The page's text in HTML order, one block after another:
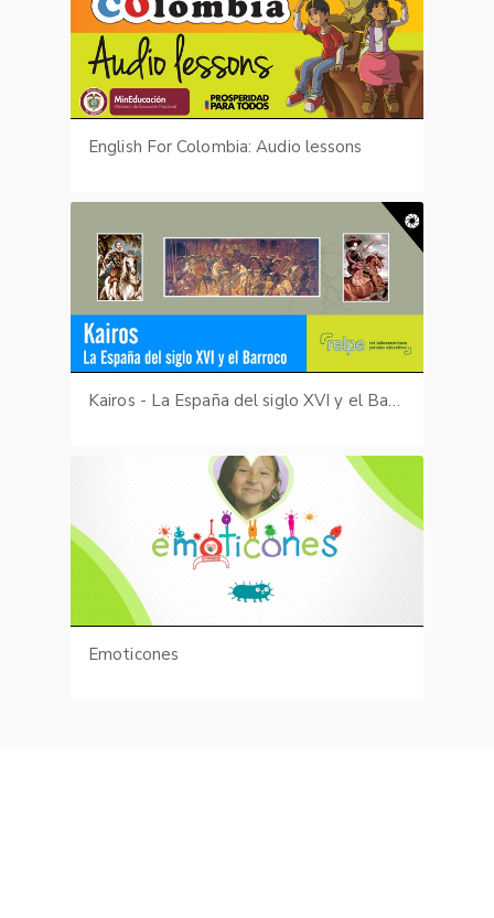
English For Colombia: Audio lessons
Kairos - La España del siglo XVI y el Barroco
Emoticones